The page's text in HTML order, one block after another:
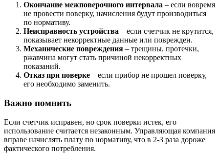
Окончание межповерочного интервала – если вовремя
не провести поверку, начисления будут производиться
по нормативу.
Неисправность устройства – если счетчик не крутится,
показывает некорректные данные или поврежден.
Механические повреждения – трещины, протечки,
ржавчина могут стать причиной некорректных
показаний.
Отказ при поверке – если прибор не прошел поверку,
его необходимо заменить.
Важно помнить
Если счетчик исправен, но срок поверки истек, его
использование считается незаконным. Управляющая компания
вправе начислять плату по нормативу, что в 2-3 раза дороже
фактического потребления.